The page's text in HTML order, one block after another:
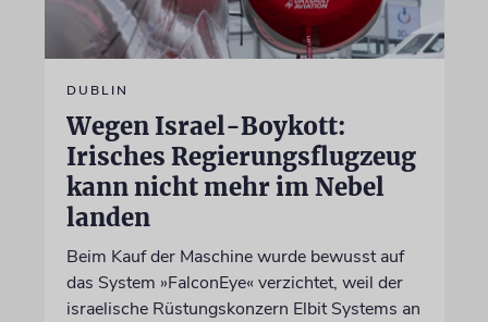
DUBLIN
Wegen Israel-Boykott:
Irisches Regierungsflugzeug
kann nicht mehr im Nebel
landen
Beim Kauf der Maschine wurde bewusst auf
das System »FalconEye« verzichtet, weil der
israelische Rüstungskonzern Elbit Systems an